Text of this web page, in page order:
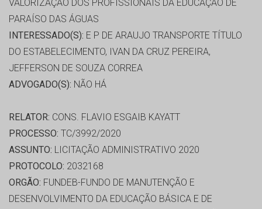
VALORIZAÇÃO DOS PROFISSIONAIS DA EDUCAÇÃO DE
PARAÍSO DAS ÁGUAS
INTERESSADO(S): E P DE ARAUJO TRANSPORTE TÍTULO
DO ESTABELECIMENTO, IVAN DA CRUZ PEREIRA,
JEFFERSON DE SOUZA CORREA
ADVOGADO(S): NÃO HÁ
RELATOR: CONS. FLAVIO ESGAIB KAYATT
PROCESSO: TC/3992/2020
ASSUNTO: LICITAÇÃO ADMINISTRATIVO 2020
PROTOCOLO: 2032168
ORGÃO: FUNDEB-FUNDO DE MANUTENÇÃO E
DESENVOLVIMENTO DA EDUCAÇÃO BÁSICA E DE